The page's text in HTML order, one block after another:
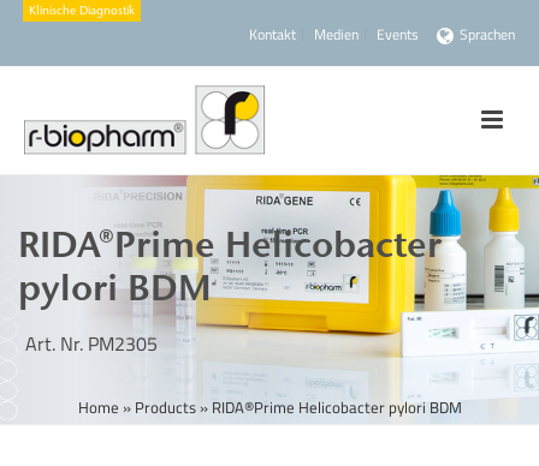
Kontakt Medien Events Sprachen
RIDA®Prime Helicobacter
pylori BDM
Art. Nr. PM2305
Home » Products» RIDA®Prime Helicobacter pylori BDM